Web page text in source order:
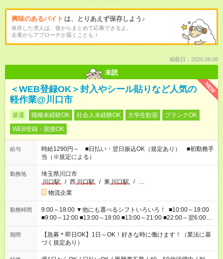
興味のあるバイト は、とりあえず保存しよう♪
保存した求人は、後からまとめて応募できるよ。
企業からアプローチが届くことも！
掲載日：2026.08.08
未読
NEW
＜WEB登録OK＞封入やシール貼りなど人気の
軽作業@川口市
派遣 職種未経験OK 社会人未経験OK 大学生歓迎
ブランクOK
WEB登録・面接OK
給与
時給1290円～ ■日払い・翌日振込OK（規定あり） ■初勤務手
当（※規定による）
勤務地
埼玉県川口市
川口駅
/ 西川口駅 / 東 川口駅 / …
物流企業
勤務時間
9:00～18:00 ▼他にも選べるシフトいろいろ！ ■10:00～18:00
■9:00～12:00 ■13:00～18:00 ■13:00～21:00 ■22:00～翌6:00
など あなたの希望を教えてください！
期間
【急募＊即日OK】1日～OK！好きな時に働けます！（業法に基
づく規定あり）